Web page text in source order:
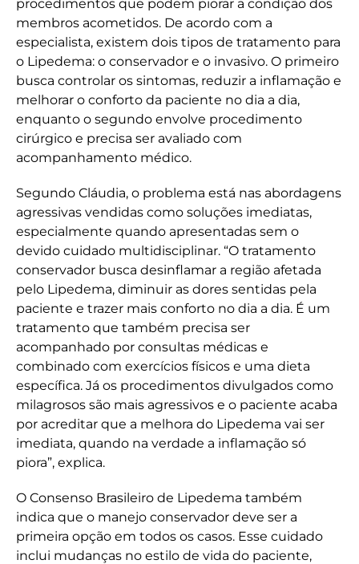
procedimentos que podem piorar a condição dos
membros acometidos. De acordo com a
especialista, existem dois tipos de tratamento para
o Lipedema: o conservador e o invasivo. O primeiro
busca controlar os sintomas, reduzir a inflamação e
melhorar o conforto da paciente no dia a dia,
enquanto o segundo envolve procedimento
cirúrgico e precisa ser avaliado com
acompanhamento médico.
Segundo Cláudia, o problema está nas abordagens
agressivas vendidas como soluções imediatas,
especialmente quando apresentadas sem o
devido cuidado multidisciplinar. “O tratamento
conservador busca desinflamar a região afetada
pelo Lipedema, diminuir as dores sentidas pela
paciente e trazer mais conforto no dia a dia. É um
tratamento que também precisa ser
acompanhado por consultas médicas e
combinado com exercícios físicos e uma dieta
específica. Já os procedimentos divulgados como
milagrosos são mais agressivos e o paciente acaba
por acreditar que a melhora do Lipedema vai ser
imediata, quando na verdade a inflamação só
piora”, explica.
O Consenso Brasileiro de Lipedema também
indica que o manejo conservador deve ser a
primeira opção em todos os casos. Esse cuidado
inclui mudanças no estilo de vida do paciente,